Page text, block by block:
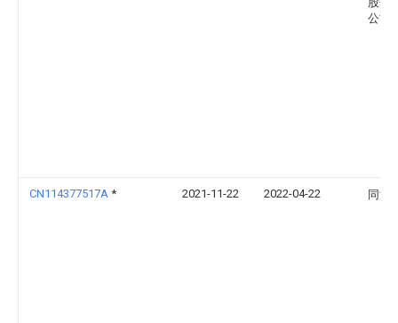
公司
CN114377517A * 2021-11-22 2022-04-22 同济